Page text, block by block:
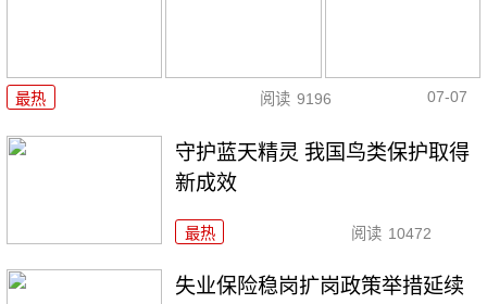
最热 阅读 9196 07-07
守护蓝天精灵 我国鸟类保护取得
新成效
最热 阅读 10472
失业保险稳岗扩岗政策举措延续